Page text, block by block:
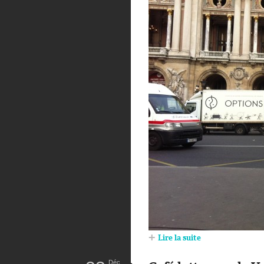
Lire la suite
Déc